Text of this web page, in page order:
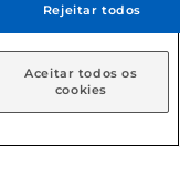
deseja receber
em Loja
direitos
Rejeitar todos
Aceitar todos os
cookies